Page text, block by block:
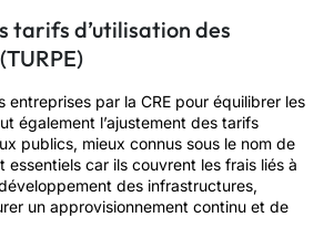
tarifs d’utilisation des
entreprises par la CRE pour équilibrer les
également l’ajustement des tarifs
publics, mieux connus sous le nom de
essentiels car ils couvrent les frais liés à
des infrastructures,
un approvisionnement continu et de